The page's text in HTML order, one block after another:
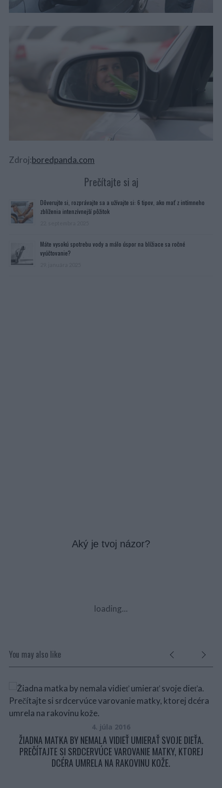
Zdroj:boredpanda.com
Prečítajte si aj
Dôverujte si, rozprávajte sa a užívajte si: 6 tipov, ako mať z intímneho
zblíženia intenzívnejší pôžitok
Máte vysokú spotrebu vody a málo úspor na blížiace sa ročné
vyúčtovanie?
Aký je tvoj názor?
loading...
You may also like
4. júla 2016
ŽIADNA MATKA BY NEMALA VIDIEŤ UMIERAŤ SVOJE DIEŤA.
PREČÍTAJTE SI SRDCERVÚCE VAROVANIE MATKY, KTOREJ
DCÉRA UMRELA NA RAKOVINU KOŽE.